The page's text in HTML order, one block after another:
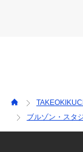
Tシャツの上にラ
【推奨サイズ】
02サイズ（M）
ブルゾン・スタ